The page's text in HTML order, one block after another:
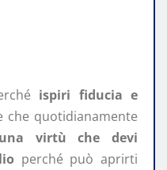
ispiri fiducia e
che quotidianamente
virtù che devi
perché può aprirti